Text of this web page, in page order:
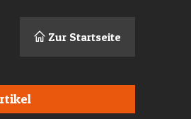
Zur Startseite